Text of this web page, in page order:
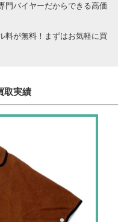
門バイヤーだからできる高価
料が無料！まずはお気軽に買
取実績